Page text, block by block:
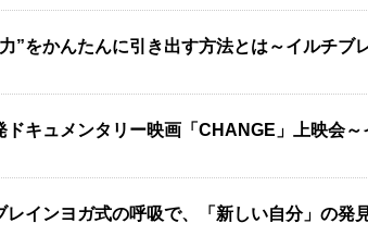
”をかんたんに引き出す方法とは～イルチ
ドキュメンタリー映画「CHANGE」上映会
レインヨガ式の呼吸で、「新しい自分」の発